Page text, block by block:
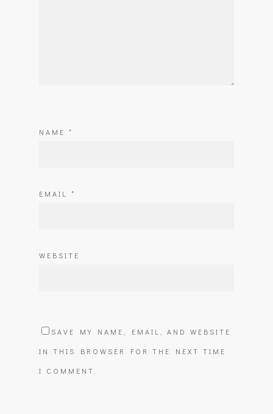
NAME *
EMAIL *
WEBSITE
SAVE MY NAME, EMAIL, AND WEBSITE
IN THIS BROWSER FOR THE NEXT TIME
I COMMENT.